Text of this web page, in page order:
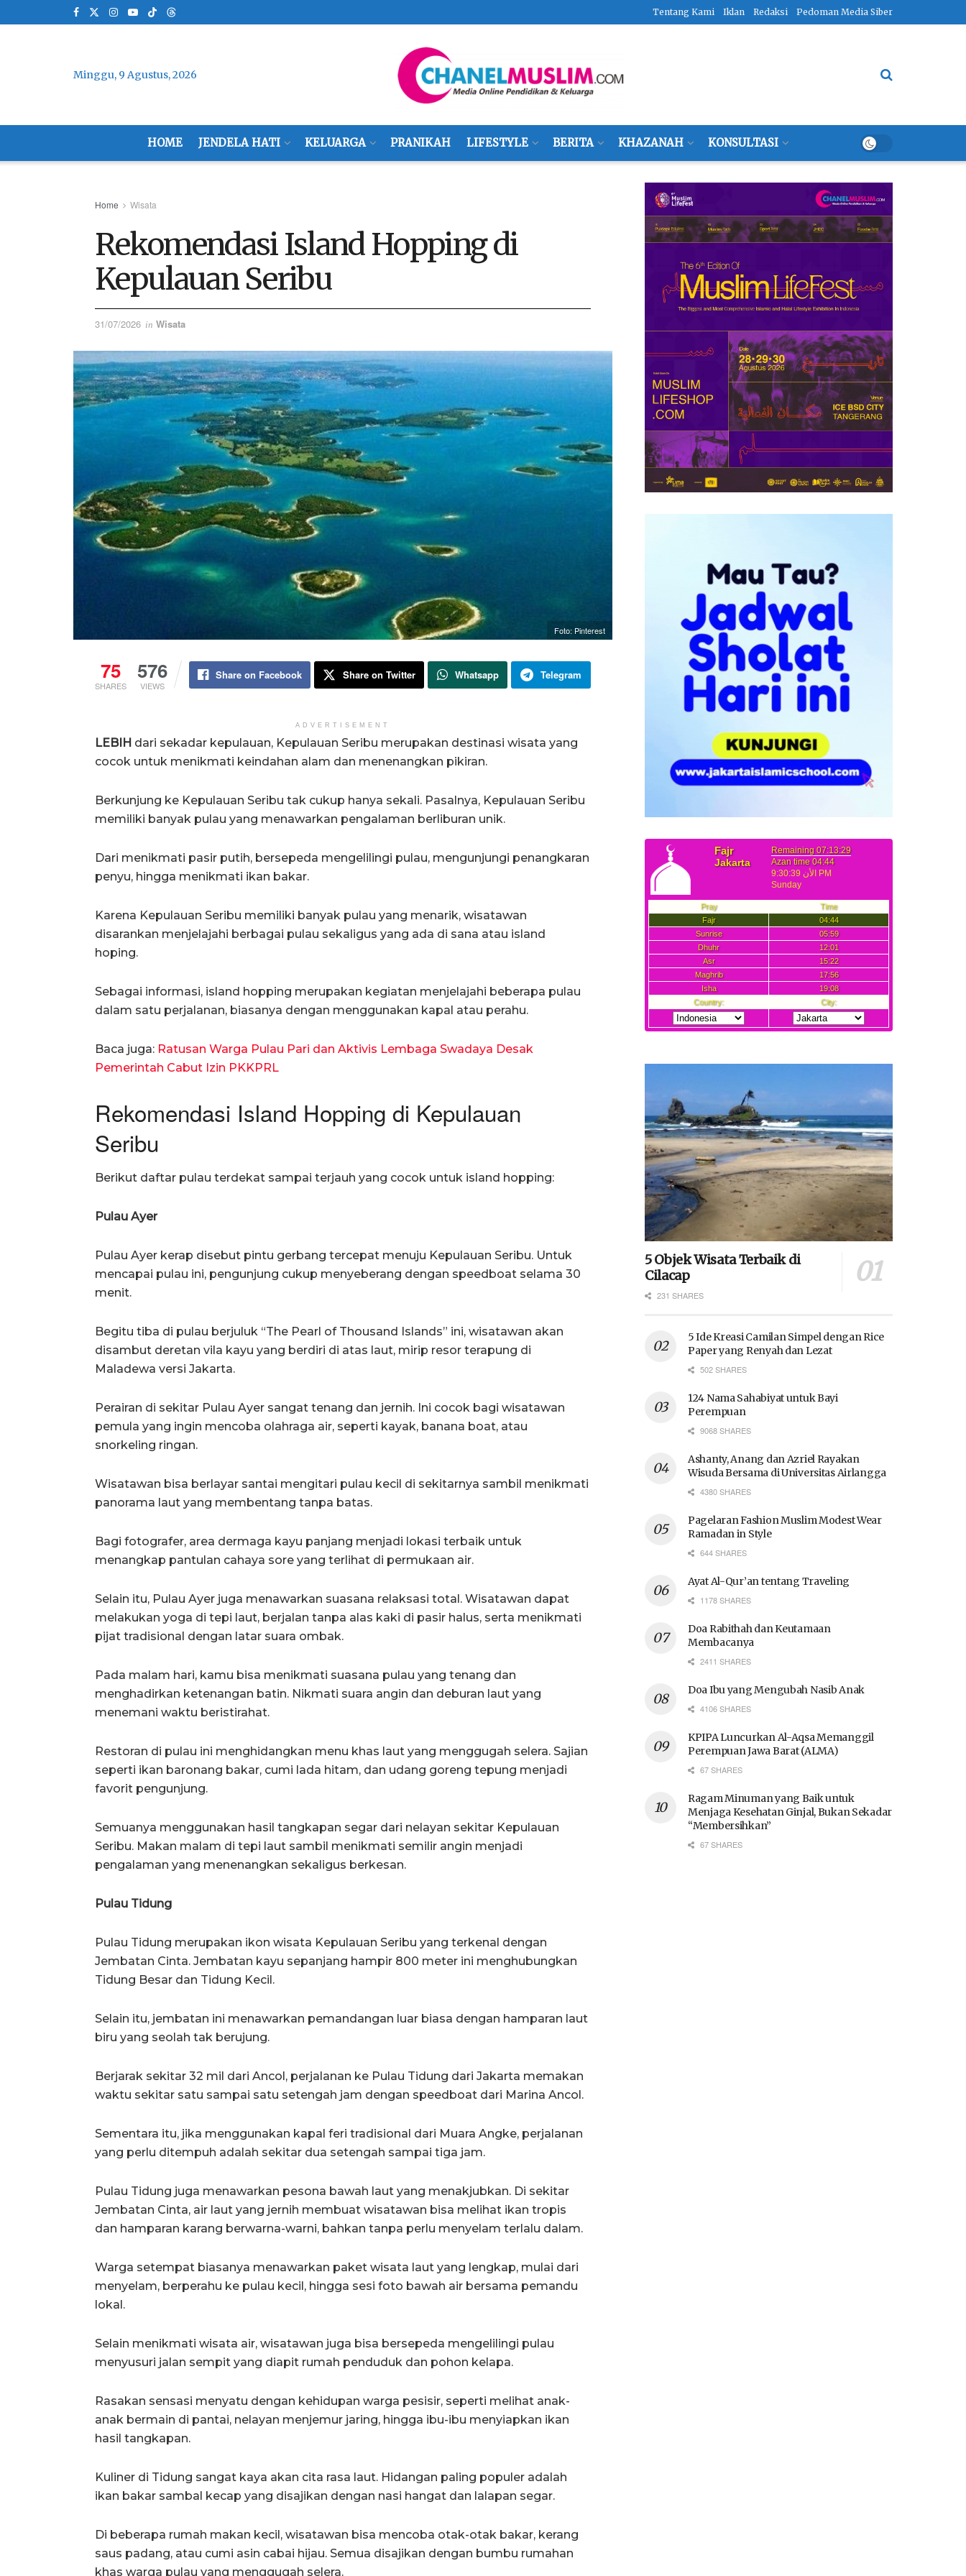
Tentang Kami Iklan Redaksi Pedoman Media Siber
Minggu, 9 Agustus, 2026
HOME JENDELA HATI KELUARGA PRANIKAH LIFESTYLE BERITA KHAZANAH KONSULTASI
Home Wisata
Rekomendasi Island Hopping di
Kepulauan Seribu
31/07/2026 in Wisata
Foto: Pinterest
75
SHARES
576
VIEWS
Share on Facebook Share on Twitter Whatsapp Telegram
ADVERTISEMENT
LEBIH dari sekadar kepulauan, Kepulauan Seribu merupakan destinasi wisata yang
cocok untuk menikmati keindahan alam dan menenangkan pikiran.
Berkunjung ke Kepulauan Seribu tak cukup hanya sekali. Pasalnya, Kepulauan Seribu
memiliki banyak pulau yang menawarkan pengalaman berliburan unik.
Dari menikmati pasir putih, bersepeda mengelilingi pulau, mengunjungi penangkaran
penyu, hingga menikmati ikan bakar.
Karena Kepulauan Seribu memiliki banyak pulau yang menarik, wisatawan
disarankan menjelajahi berbagai pulau sekaligus yang ada di sana atau island
hoping.
Sebagai informasi, island hopping merupakan kegiatan menjelajahi beberapa pulau
dalam satu perjalanan, biasanya dengan menggunakan kapal atau perahu.
Baca juga: Ratusan Warga Pulau Pari dan Aktivis Lembaga Swadaya Desak
Pemerintah Cabut Izin PKKPRL
Rekomendasi Island Hopping di Kepulauan
Seribu
Berikut daftar pulau terdekat sampai terjauh yang cocok untuk island hopping:
Pulau Ayer
Pulau Ayer kerap disebut pintu gerbang tercepat menuju Kepulauan Seribu. Untuk
mencapai pulau ini, pengunjung cukup menyeberang dengan speedboat selama 30
menit.
Begitu tiba di pulau berjuluk “The Pearl of Thousand Islands” ini, wisatawan akan
disambut deretan vila kayu yang berdiri di atas laut, mirip resor terapung di
Maladewa versi Jakarta.
Perairan di sekitar Pulau Ayer sangat tenang dan jernih. Ini cocok bagi wisatawan
pemula yang ingin mencoba olahraga air, seperti kayak, banana boat, atau
snorkeling ringan.
Wisatawan bisa berlayar santai mengitari pulau kecil di sekitarnya sambil menikmati
panorama laut yang membentang tanpa batas.
Bagi fotografer, area dermaga kayu panjang menjadi lokasi terbaik untuk
menangkap pantulan cahaya sore yang terlihat di permukaan air.
Selain itu, Pulau Ayer juga menawarkan suasana relaksasi total. Wisatawan dapat
melakukan yoga di tepi laut, berjalan tanpa alas kaki di pasir halus, serta menikmati
pijat tradisional dengan latar suara ombak.
Pada malam hari, kamu bisa menikmati suasana pulau yang tenang dan
menghadirkan ketenangan batin. Nikmati suara angin dan deburan laut yang
menemani waktu beristirahat.
Restoran di pulau ini menghidangkan menu khas laut yang menggugah selera. Sajian
seperti ikan baronang bakar, cumi lada hitam, dan udang goreng tepung menjadi
favorit pengunjung.
Semuanya menggunakan hasil tangkapan segar dari nelayan sekitar Kepulauan
Seribu. Makan malam di tepi laut sambil menikmati semilir angin menjadi
pengalaman yang menenangkan sekaligus berkesan.
Pulau Tidung
Pulau Tidung merupakan ikon wisata Kepulauan Seribu yang terkenal dengan
Jembatan Cinta. Jembatan kayu sepanjang hampir 800 meter ini menghubungkan
Tidung Besar dan Tidung Kecil.
Selain itu, jembatan ini menawarkan pemandangan luar biasa dengan hamparan laut
biru yang seolah tak berujung.
Berjarak sekitar 32 mil dari Ancol, perjalanan ke Pulau Tidung dari Jakarta memakan
waktu sekitar satu sampai satu setengah jam dengan speedboat dari Marina Ancol.
Sementara itu, jika menggunakan kapal feri tradisional dari Muara Angke, perjalanan
yang perlu ditempuh adalah sekitar dua setengah sampai tiga jam.
Pulau Tidung juga menawarkan pesona bawah laut yang menakjubkan. Di sekitar
Jembatan Cinta, air laut yang jernih membuat wisatawan bisa melihat ikan tropis
dan hamparan karang berwarna-warni, bahkan tanpa perlu menyelam terlalu dalam.
Warga setempat biasanya menawarkan paket wisata laut yang lengkap, mulai dari
menyelam, berperahu ke pulau kecil, hingga sesi foto bawah air bersama pemandu
lokal.
Selain menikmati wisata air, wisatawan juga bisa bersepeda mengelilingi pulau
menyusuri jalan sempit yang diapit rumah penduduk dan pohon kelapa.
Rasakan sensasi menyatu dengan kehidupan warga pesisir, seperti melihat anak-
anak bermain di pantai, nelayan menjemur jaring, hingga ibu-ibu menyiapkan ikan
hasil tangkapan.
Kuliner di Tidung sangat kaya akan cita rasa laut. Hidangan paling populer adalah
ikan bakar sambal kecap yang disajikan dengan nasi hangat dan lalapan segar.
Di beberapa rumah makan kecil, wisatawan bisa mencoba otak-otak bakar, kerang
saus padang, atau cumi asin cabai hijau. Semua disajikan dengan bumbu rumahan
khas warga pulau yang menggugah selera.
5 Objek Wisata Terbaik di
Cilacap
231 SHARES
5 Ide Kreasi Camilan Simpel dengan Rice
Paper yang Renyah dan Lezat
502 SHARES
124 Nama Sahabiyat untuk Bayi
Perempuan
9068 SHARES
Ashanty, Anang dan Azriel Rayakan
Wisuda Bersama di Universitas Airlangga
4380 SHARES
Pagelaran Fashion Muslim Modest Wear
Ramadan in Style
644 SHARES
Ayat Al-Qur’an tentang Traveling
1178 SHARES
Doa Rabithah dan Keutamaan
Membacanya
2411 SHARES
Doa Ibu yang Mengubah Nasib Anak
4106 SHARES
KPIPA Luncurkan Al-Aqsa Memanggil
Perempuan Jawa Barat (ALMA)
67 SHARES
Ragam Minuman yang Baik untuk
Menjaga Kesehatan Ginjal, Bukan Sekadar
“Membersihkan”
67 SHARES